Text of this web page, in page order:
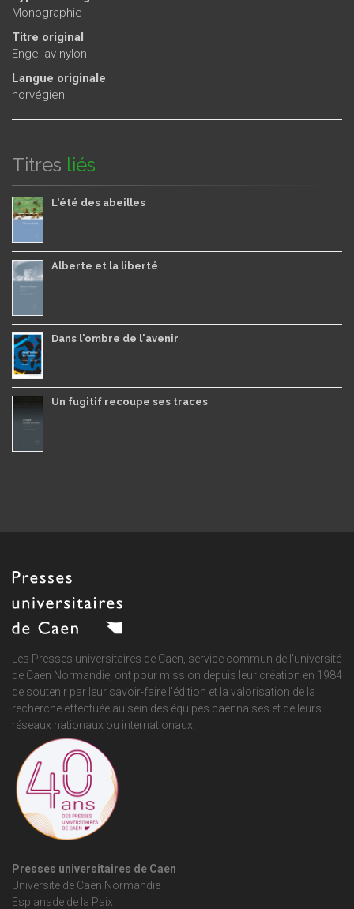
Monographie
Titre original
Engel av nylon
Langue originale
norvégien
Titres liés
L'été des abeilles
Alberte et la liberté
Dans l'ombre de l'avenir
Un fugitif recoupe ses traces
Les Presses universitaires de Caen, service commun de l'université
de Caen Normandie , ont pour mission depuis leur création en 1984
de soutenir par leur savoir-faire l'édition et la valorisation de la
recherche effectuée au sein des équipes caennaises et de leurs
réseaux nationaux ou internationaux.
Presses universitaires de Caen
Université de Caen Normandie
Esplanade de la Paix